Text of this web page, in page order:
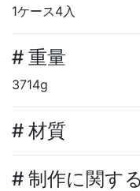
1ケース4入
# 重量
3714g
# 材質
# 制作に関す